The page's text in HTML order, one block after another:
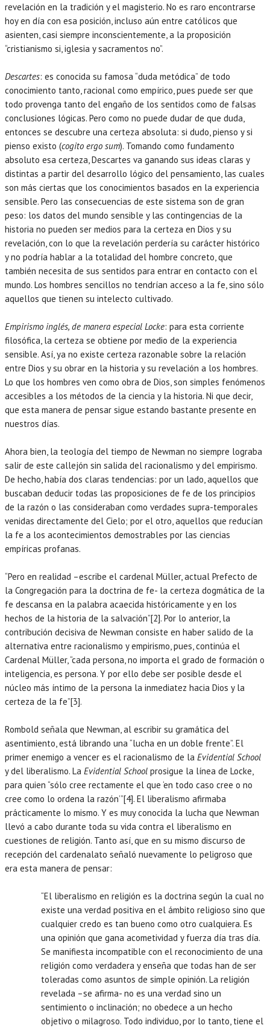
revelación en la tradición y el magisterio. No es raro encontrarse
hoy en día con esa posición, incluso aún entre católicos que
asienten, casi siempre inconscientemente, a la proposición
“cristianismo si, iglesia y sacramentos no”.
Descartes: es conocida su famosa “duda metódica” de todo
conocimiento tanto, racional como empírico, pues puede ser que
todo provenga tanto del engaño de los sentidos como de falsas
conclusiones lógicas. Pero como no puede dudar de que duda,
entonces se descubre una certeza absoluta: si dudo, pienso y si
pienso existo (cogito ergo sum). Tomando como fundamento
absoluto esa certeza, Descartes va ganando sus ideas claras y
distintas a partir del desarrollo lógico del pensamiento, las cuales
son más ciertas que los conocimientos basados en la experiencia
sensible. Pero las consecuencias de este sistema son de gran
peso: los datos del mundo sensible y las contingencias de la
historia no pueden ser medios para la certeza en Dios y su
revelación, con lo que la revelación perdería su carácter histórico
y no podría hablar a la totalidad del hombre concreto, que
también necesita de sus sentidos para entrar en contacto con el
mundo. Los hombres sencillos no tendrían acceso a la fe, sino sólo
aquellos que tienen su intelecto cultivado.
Empirismo inglés, de manera especial Locke: para esta corriente
filosófica, la certeza se obtiene por medio de la experiencia
sensible. Así, ya no existe certeza razonable sobre la relación
entre Dios y su obrar en la historia y su revelación a los hombres.
Lo que los hombres ven como obra de Dios, son simples fenómenos
accesibles a los métodos de la ciencia y la historia. Ni que decir,
que esta manera de pensar sigue estando bastante presente en
nuestros días.
Ahora bien, la teología del tiempo de Newman no siempre lograba
salir de este callejón sin salida del racionalismo y del empirismo.
De hecho, había dos claras tendencias: por un lado, aquellos que
buscaban deducir todas las proposiciones de fe de los principios
de la razón o las consideraban como verdades supra-temporales
venidas directamente del Cielo; por el otro, aquellos que reducían
la fe a los acontecimientos demostrables por las ciencias
empíricas profanas.
“Pero en realidad –escribe el cardenal Müller, actual Prefecto de
la Congregación para la doctrina de fe- la certeza dogmática de la
fe descansa en la palabra acaecida históricamente y en los
hechos de la historia de la salvación”[2]. Por lo anterior, la
contribución decisiva de Newman consiste en haber salido de la
alternativa entre racionalismo y empirismo, pues, continúa el
Cardenal Müller, “cada persona, no importa el grado de formación o
inteligencia, es persona. Y por ello debe ser posible desde el
núcleo más íntimo de la persona la inmediatez hacia Dios y la
certeza de la fe”[3].
Rombold señala que Newman, al escribir su gramática del
asentimiento, está librando una “lucha en un doble frente”. El
primer enemigo a vencer es el racionalismo de la Evidential School
y del liberalismo. La Evidential School prosigue la línea de Locke,
para quien “sólo cree rectamente el que ‘en todo caso cree o no
cree como lo ordena la razón’”[4]. El liberalismo afirmaba
prácticamente lo mismo. Y es muy conocida la lucha que Newman
llevó a cabo durante toda su vida contra el liberalismo en
cuestiones de religión. Tanto así, que en su mismo discurso de
recepción del cardenalato señaló nuevamente lo peligroso que
era esta manera de pensar:
“El liberalismo en religión es la doctrina según la cual no
existe una verdad positiva en el ámbito religioso sino que
cualquier credo es tan bueno como otro cualquiera. Es
una opinión que gana acometividad y fuerza día tras día.
Se manifiesta incompatible con el reconocimiento de una
religión como verdadera y enseña que todas han de ser
toleradas como asuntos de simple opinión. La religión
revelada –se afirma- no es una verdad sino un
sentimiento o inclinación; no obedece a un hecho
objetivo o milagroso. Todo individuo, por lo tanto, tiene el